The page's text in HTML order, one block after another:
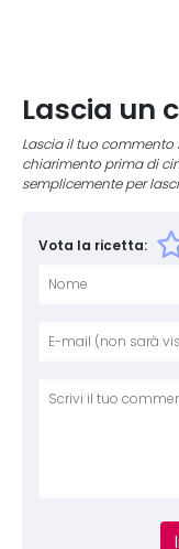
Lascia un
Lascia il tuo commento
chiarimento prima di
semplicemente per
Vota la ricetta: